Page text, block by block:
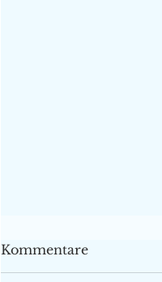
Kommentare